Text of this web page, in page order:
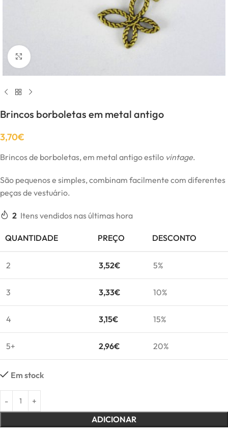
Click to enlarge
Brincos borboletas em metal antigo
3,70€
Brincos de borboletas, em metal antigo estilo vintage.
São pequenos e simples, combinam facilmente com diferentes
peças de vestuário.
2 Itens vendidos nas últimas hora
QUANTIDADE PREÇO DESCONTO
2 3,52€ 5%
3 3,33€ 10%
4 3,15€ 15%
5+ 2,96€ 20%
Em stock
ADICIONAR